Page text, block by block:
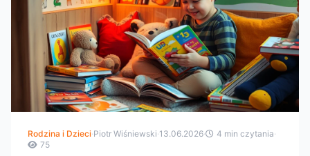
Rodzina i Dzieci·Piotr Wiśniewski·13.06.2026· 4 min czytania·
75